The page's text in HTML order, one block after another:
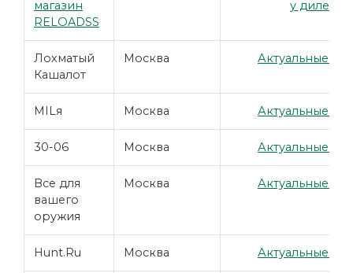
магазин
RELOADSS
у дилера
Лохматый
Кашалот
Москва Актуальные
MILя Москва Актуальные
30-06 Москва Актуальные
Все для
вашего
оружия
Москва Актуальные
Hunt.Ru Москва Актуальные